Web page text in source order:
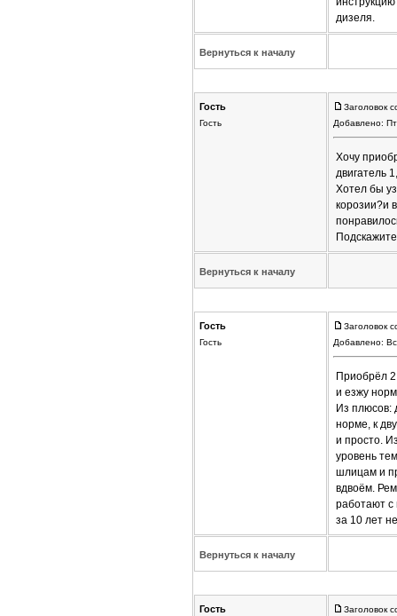
дизеля.
Вернуться к началу
Гость
Гость
Заголовок
Добавлено:
Хочу
двигатель
Хотел бы
корозии?и
Вернуться к началу
Гость
Гость
Заголовок
Добавлено:
Приобрёл
и езжу
Из плюсов:
норме, к
и просто.
уровень
шлицам и
вдвоём.
работают с
за 10 лет
Вернуться к началу
Гость
Заголовок